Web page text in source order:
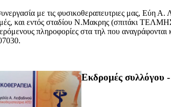
με τις φυσικοθεραπευτριες μας, Εύη
και εντός σταδίου Ν.Μακρης (σπιτάκι
πληροφορίες στα τηλ που
Εκδρομές συλλόγου